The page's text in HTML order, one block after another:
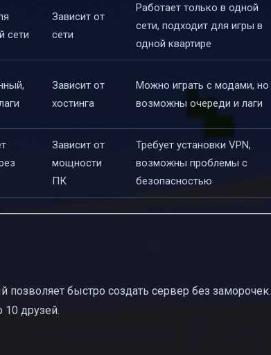
сети
Зависит от
сети
Работает только в одной
сети, подходит для игры в
одной квартире
Зависит от
хостинга
Можно играть с модами, но
возможны очереди и лаги
Зависит от
мощности
ПК
Требует установки VPN,
возможны проблемы с
безопасностью
быстро создать сервер без заморочек.
10 друзей.